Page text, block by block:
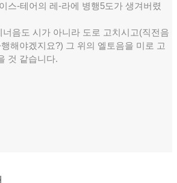
스-테어의 레-라에 병행5도가 생겨버렸
음도 시가 아니라 도로 고치시고(직전음
해야겠지요?) 그 위의 엘토음을 미로 고
것 같습니다.